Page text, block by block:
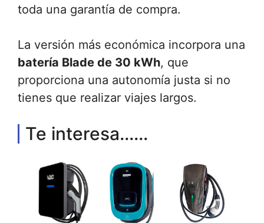
toda una garantía de compra.
La versión más económica incorpora una
batería Blade de 30 kWh, que
proporciona una autonomía justa si no
tienes que realizar viajes largos.
Te interesa......